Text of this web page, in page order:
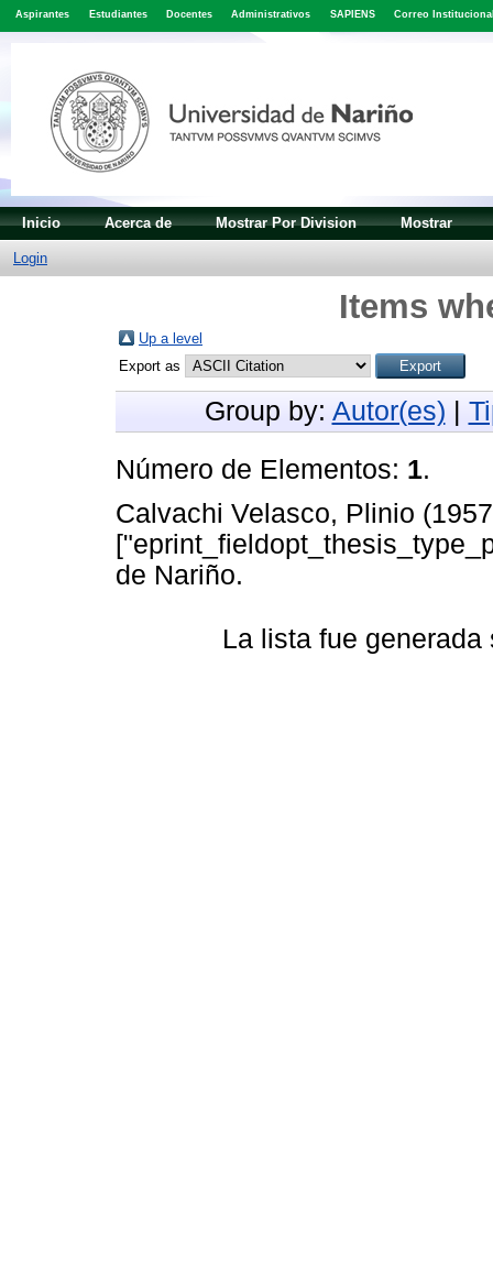
Aspirantes Estudiantes Docentes Administrativos SAPIENS Correo
Inicio Acerca de Mostrar Por Division Mostrar
Login
Items
Up a level
Export as
Group by: Autor(es) |
Número de Elementos: 1.
Calvachi Velasco, Plinio
de Nariño.
La lista fue